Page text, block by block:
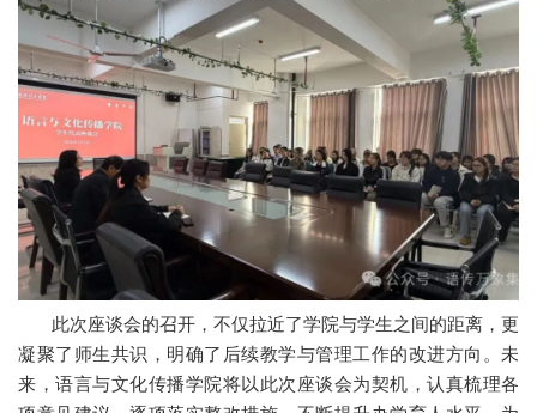
此次座谈会的召开，不仅拉近了学院与学生之间的距离，更
凝聚了师生共识，明确了后续教学与管理工作的改进方向。未
来，语言与文化传播学院将以此次座谈会为契机，认真梳理各